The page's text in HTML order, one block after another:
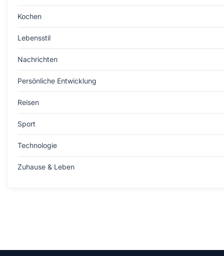
Kochen
Lebensstil
Nachrichten
Persönliche Entwicklung
Reisen
Sport
Technologie
Zuhause & Leben